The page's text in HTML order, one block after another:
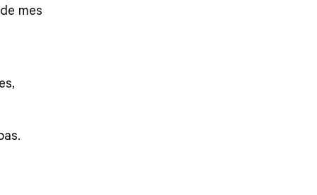
mes